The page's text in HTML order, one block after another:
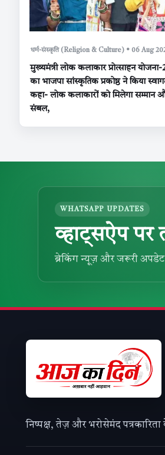
धर्म-संस्कृति (Religion & Culture) • 06 Aug
मुख्यमंत्री लोक कलाकार प्रोत्साहन
का भाजपा सांस्कृतिक प्रकोष्ठ ने किया
कहा- लोक कलाकारों को मिलेगा सम्मान
संबल,
WHATSAPP UPDATES
व्हाट्सऐप पर
ब्रेकिंग न्यूज़ और जरूरी
निष्पक्ष, तेज़ और भरोसेमंद